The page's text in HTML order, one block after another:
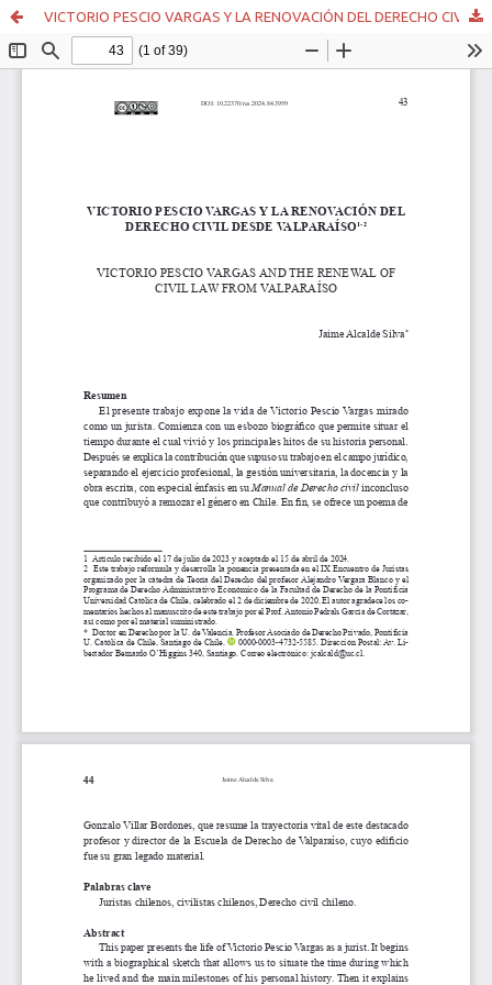
VICTORIO PESCIO VARGAS Y LA RENOVACIÓN DEL DERECHO CIVIL DESDE VALPARAÍSO